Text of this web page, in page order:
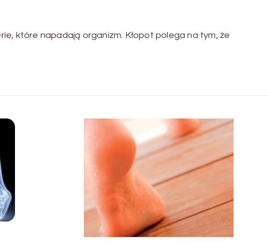
które napadają organizm. Kłopot polega na tym, że